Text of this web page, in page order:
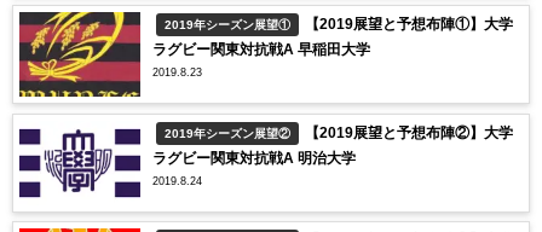
2019年シーズン展望①
【2019展望と予想布陣①】大学
ラグビー関東対抗戦A 早稲田大学
2019.8.23
2019年シーズン展望②
【2019展望と予想布陣②】大学
ラグビー関東対抗戦A 明治大学
2019.8.24